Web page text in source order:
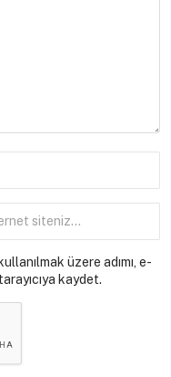
üzere adımı, e-
kaydet.